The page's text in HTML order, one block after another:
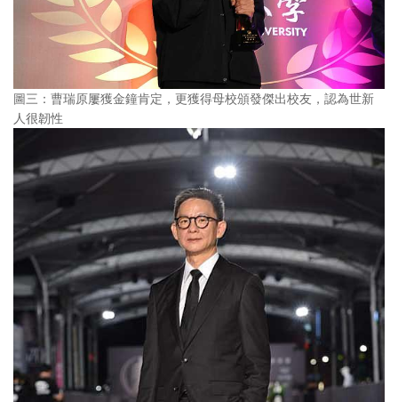
圖三：曹瑞原屢獲金鐘肯定，更獲得母校頒發傑出校友，認為世新
人很韌性